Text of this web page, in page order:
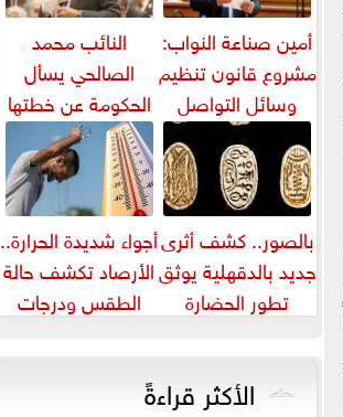
أمين صناعة النواب:
مشروع قانون تنظيم
وسائل التواصل
يواجه التزييف
العميق ويحمي...
النائب محمد
الصالحي يسأل
الحكومة عن خطتها
لمواجهة ارتفاع أسعار
اللحوم
بالصور.. كشف أثرى
جديد بالدقهلية يوثق
تطور الحضارة
السنين
أجواء شديدة الحرارة..
الأرصاد تكشف حالة
الطقس ودرجات
الأكثر قراءةً